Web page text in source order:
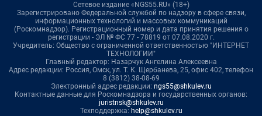
Сетевое издание «NGS55.RU» (18+)
Зарегистрировано Федеральной службой по надзору в сфере связи,
информационных технологий и массовых коммуникаций
(Роскомнадзор). Регистрационный номер и дата принятия решения о
регистрации - ЭЛ № ФС 77 - 78819 от 07.08.2020 г.
Учредитель: Общество с ограниченной ответственностью "ИНТЕРНЕТ
ТЕХНОЛОГИИ"
Главный редактор: Назарчук Ангелина Алексеевна
Адрес редакции: Россия, Омск, ул. Т. К. Щербанева, 25, офис 402, телефон
8 (3812) 38-08-69
Электронный адрес редакции: ngs55@shkulev.ru
Контактные данные для Роскомнадзора и государственных органов:
juristnsk@shkulev.ru
Техподдержка: help@shkulev.ru